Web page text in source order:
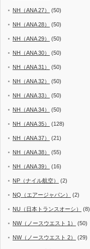
NH（ANA 27） (50)
NH（ANA 28） (50)
NH（ANA 29） (50)
NH（ANA 30） (50)
NH（ANA 31） (50)
NH（ANA 32） (50)
NH（ANA 33） (50)
NH（ANA 34） (50)
NH（ANA 35） (128)
NH（ANA 37） (21)
NH（ANA 38） (55)
NH（ANA 39） (16)
NP（ナイル航空） (2)
NQ（エアージャパン） (2)
NU（日本トランスオーシ） (8)
NW（ノースウエスト 1） (50)
NW（ノースウエスト 2） (29)